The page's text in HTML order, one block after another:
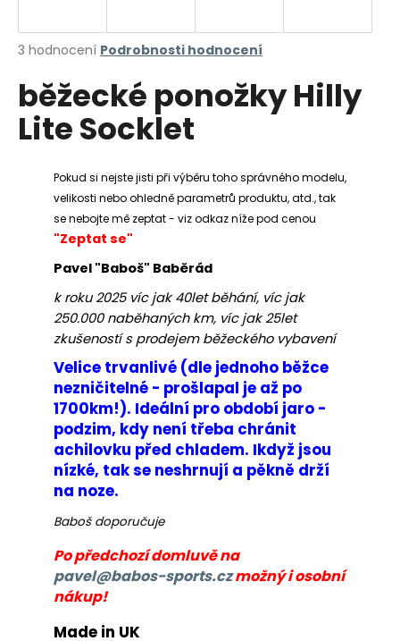
Průměrné
produktu
je
5,0
3 hodnocení Podrobnosti hodnocení
běžecké ponožky Hilly
Lite Socklet
Pokud si nejste jisti při výběru toho správného modelu,
velikosti nebo ohledně parametrů produktu, atd., tak
se nebojte mě zeptat - viz odkaz níže pod cenou
"Zeptat se"
Pavel "Baboš" Baběrád
k roku 2025 víc jak 40let běhání, víc jak
250.000 naběhaných km, víc jak 25let
zkušeností s prodejem běžeckého vybavení
Velice trvanlivé (dle jednoho běžce
nezničitelné - prošlapal je až po
1700km!). Ideální pro období jaro -
podzim, kdy není třeba chránit
achilovku před chladem. Ikdyž jsou
nízké, tak se neshrnují a pěkně drží
na noze.
Baboš doporučuje
Po předchozí domluvě na
pavel@babos-sports.czmožný i osobní
nákup!
Made in UK
j
t
?
HLEDAT
BĚŽECKÁ
BUNDA
RONHILL
STRIDE
JACKET